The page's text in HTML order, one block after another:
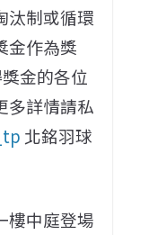
汰制或循環
金作為獎
獎金的各位
多詳情請私
北銘羽球
樓中庭登場